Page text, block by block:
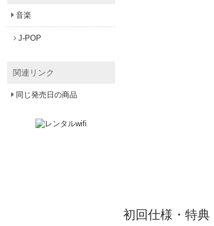
初回仕様・特典
音楽
J-POP
関連リンク
同じ発売日の商品